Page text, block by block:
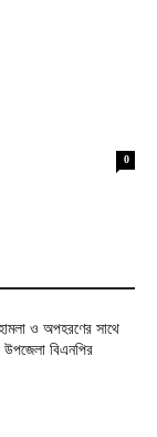
0
ও অপহরণের সাথে
বিএনপির